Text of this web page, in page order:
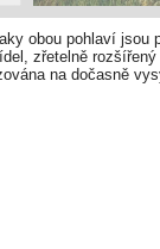
obou pohlaví jsou
zřetelně
na dočasně